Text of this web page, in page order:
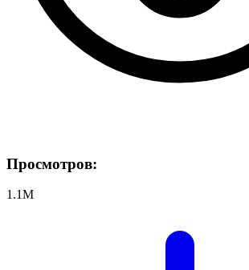
Просмотров:
1.1M